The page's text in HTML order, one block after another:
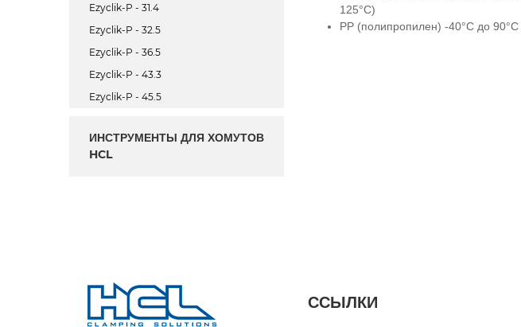
Ezyclik-P - 31.4
Ezyclik-P - 32.5
Ezyclik-P - 36.5
Ezyclik-P - 43.3
Ezyclik-P - 45.5
ИНСТРУМЕНТЫ ДЛЯ ХОМУТОВ
HCL
125°C)
PP (полипропилен) -40°C до 90°C
ССЫЛКИ